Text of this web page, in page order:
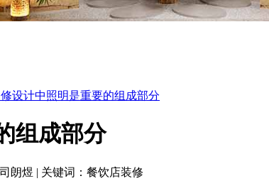
设计中照明是重要的组成部分
组成部分
朗煜 | 关键词：餐饮店装修